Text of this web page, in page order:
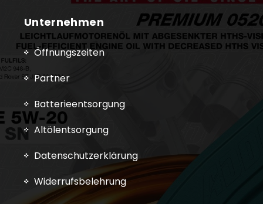
Unternehmen
Öffnungszeiten
Partner
Batterieentsorgung
Altölentsorgung
Datenschutzerklärung
Widerrufsbelehrung